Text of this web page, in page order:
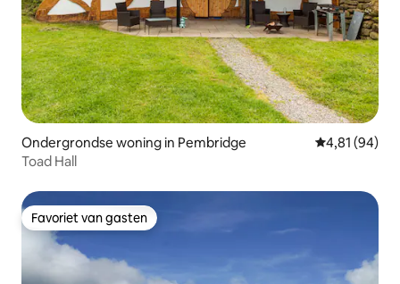
Ondergrondse woning in Pembridge Gemiddelde
4,81 (94)
Toad Hall
Favoriet van gasten
Favoriet van gasten